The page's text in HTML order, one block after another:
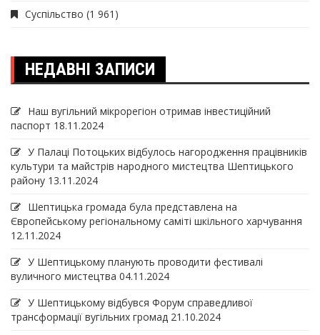
Суспільство (1 961)
НЕДАВНІ ЗАПИСИ
Наш вугільний мікрорегіон отримав інвеcтиційний
паспорт 18.11.2024
У Палаці Потоцьких відбулось нагородження працівників
культури та майстрів народного мистецтва Шептицького
району 13.11.2024
Шептицька громада була представлена на
Європейському регіональному саміті шкільного харчування
12.11.2024
У Шептицькому планують проводити фестивалі
вуличного мистецтва 04.11.2024
У Шептицькому відбувся Форум справедливої
трансформації вугільних громад 21.10.2024